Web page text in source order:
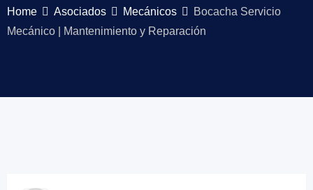
Home Asociados Mecánicos
Bocacha Servicio
Mecánico | Mantenimiento y Reparación